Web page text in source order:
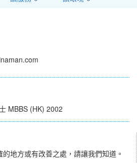
MBBS (HK) 2002
地方或有改善之處，請讓我們知道。